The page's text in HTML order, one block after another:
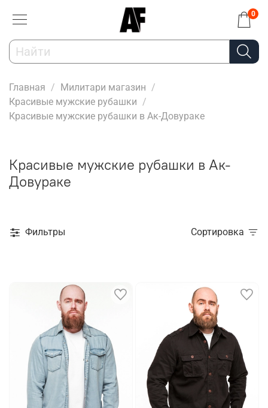
0
Главная
Милитари магазин
Красивые мужские рубашки
Красивые мужские рубашки в Ак-Довураке
Красивые мужские рубашки в Ак-
Довураке
Фильтры Сортировка